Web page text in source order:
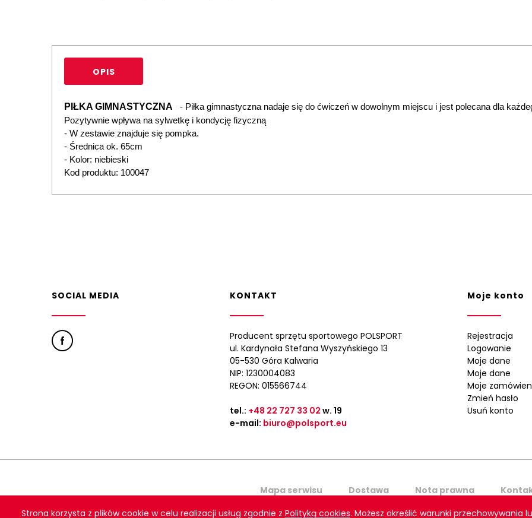
Strona korzysta z plików cookie w celu realizacji usług zgodnie z Polityką cookies. Możesz określić warunki
OPIS
PIŁKA GIMNASTYCZNA - Piłka gimnastyczna nadaje się do ćwiczeń w dowolnym miejscu i jest polecana dla
Pozytywnie wpływa na sylwetkę i kondycję fizyczną
- W zestawie znajduje się pompka.
- Średnica ok. 65cm
- Kolor: niebieski
Kod produktu: 100047
SOCIAL MEDIA KONTAKT
Producent sprzętu sportowego POLSPORT
ul. Kardynała Stefana Wyszyńskiego 13
05-530 Góra Kalwaria
NIP: 1230004083
REGON: 015566744
tel.: +48 22 727 33 02 w. 19
e-mail: biuro@polsport.eu
Moje konto
Rejestracja
Logowanie
Moje dane
Moje dane
Moje
Zmień hasło
Usuń konto
Mapa serwisu Dostawa Nota prawna